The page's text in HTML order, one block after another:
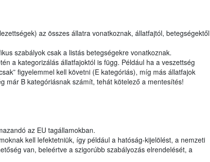
az összes állatra vonatkoznak, állatfajtól, betegségektől
szabályok csak a listás betegségekre vonatkoznak.
a kategorizálás állatfajoktól is függ. Például ha a veszettség
figyelemmel kell követni (E kategóriás), míg más állatfajok
már B kategóriásnak számít, tehát kötelező a mentesítés!
az EU tagállamokban.
kell lefektetniük, így például a hatóság-kijelölést, a nemzeti
van, beleértve a szigorúbb szabályozás elrendelését, a